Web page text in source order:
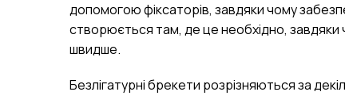
допомогою фіксаторів, завдяки чому
створюється там, де це необхідно,
швидше.
Безлігатурні брекети розрізняються за